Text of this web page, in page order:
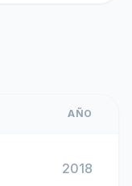
AÑO
2018